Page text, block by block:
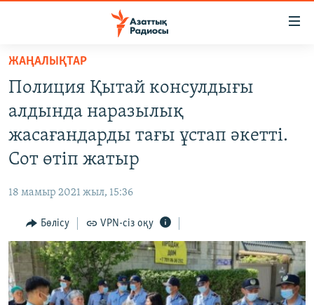
Skip
main
content
to
main
Skip
Search
ҚАҢТАР ОҚИҒАСЫ
ӘЛЕУМЕТ
ӘЛЕМ
АРНАЙЫ ЖОБАЛАР
Русский
ЖАҢАЛЫҚТАР
Полиция Қытай консулдығы
алдында наразылық
жасағандарды тағы ұстап әкетті.
Сот өтіп жатыр
18 мамыр 2021 жыл, 15:36
Бөлісу VPN-сіз оқу